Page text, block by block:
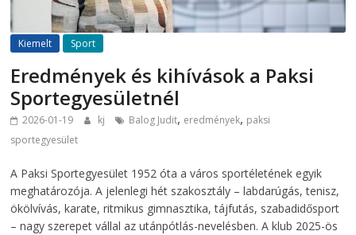
Kiemelt Sport
Eredmények és kihívások a Paksi
Sportegyesületnél
2026-01-19 kj Balog Judit, eredmények, paksi
sportegyesület
A Paksi Sportegyesület 1952 óta a város sportéletének egyik
meghatározója. A jelenlegi hét szakosztály – labdarúgás, tenisz,
ökölvívás, karate, ritmikus gimnasztika, tájfutás, szabadidősport
– nagy szerepet vállal az utánpótlás-nevelésben. A klub 2025-ös